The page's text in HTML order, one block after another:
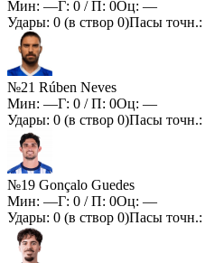
Мин: —Г: 0 / П: 0Оц: —
Удары: 0 (в створ 0)Пасы точн.:
№21 Rúben Neves
Мин: —Г: 0 / П: 0Оц: —
Удары: 0 (в створ 0)Пасы точн.:
№19 Gonçalo Guedes
Мин: —Г: 0 / П: 0Оц: —
Удары: 0 (в створ 0)Пасы точн.: